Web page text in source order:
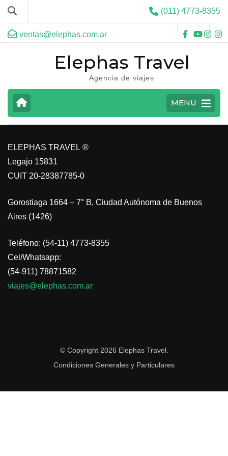
(011) 4773-8355
ventas@elephas.com.ar
Elephas Travel
Agencia de viajes
MENU
ELEPHAS TRAVEL ®
Legajo 15831
CUIT 20-28387785-0
Gorostiaga 1664 – 7° B, Ciudad Autónoma de Buenos
Aires (1426)
Teléfono: (54-11) 4773-8355
Cel/Whatsapp:
(54-911) 78871582
viajes@elephas.com.ar
© Copyright 2026 Elephas Travel.
Condiciones Generales y Particulares